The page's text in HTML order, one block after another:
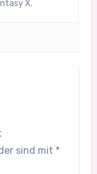
X.
sind mit *